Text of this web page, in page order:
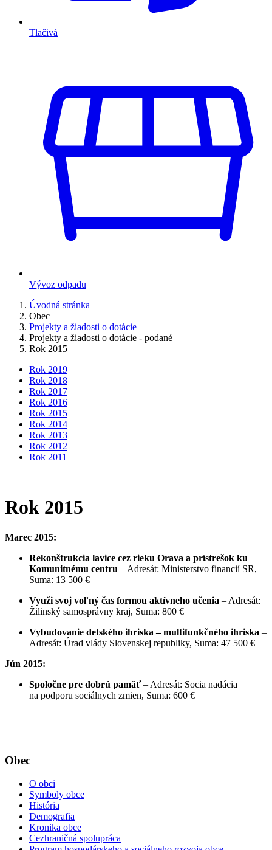
Tlačivá
Vývoz odpadu
Úvodná stránka
Obec
Projekty a žiadosti o dotácie
Projekty a žiadosti o dotácie - podané
Rok 2015
Rok 2019
Rok 2018
Rok 2017
Rok 2016
Rok 2015
Rok 2014
Rok 2013
Rok 2012
Rok 2011
Rok 2015
Marec 2015:
Rekonštrukcia lavice cez rieku Orava a prístrešok ku
Komunitnému centru – Adresát: Ministerstvo financií SR,
Suma: 13 500 €
Využi svoj voľný čas formou aktívneho učenia – Adresát:
Žilinský samosprávny kraj, Suma: 800 €
Vybudovanie detského ihriska – multifunkčného ihriska –
Adresát: Úrad vlády Slovenskej republiky, Suma: 47 500 €
Jún 2015:
Spoločne pre dobrú pamäť– Adresát: Socia nadácia
na podporu sociálnych zmien, Suma: 600 €
Obec
O obci
Symboly obce
História
Demografia
Kronika obce
Cezhraničná spolupráca